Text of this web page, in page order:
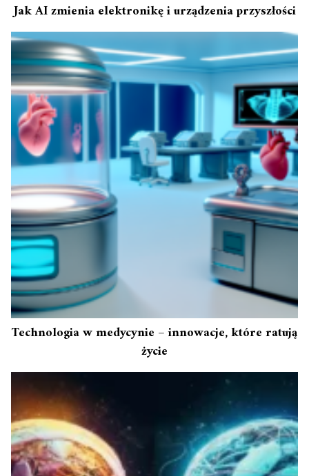
Jak AI zmienia elektronikę i urządzenia przyszłości
Technologia w medycynie – innowacje, które ratują
życie